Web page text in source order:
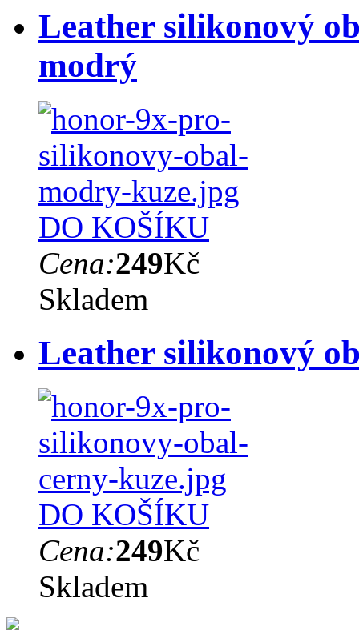
Leather silikonový
modrý
DO KOŠÍKU
Cena:249Kč
Skladem
Leather silikonový
DO KOŠÍKU
Cena:249Kč
Skladem